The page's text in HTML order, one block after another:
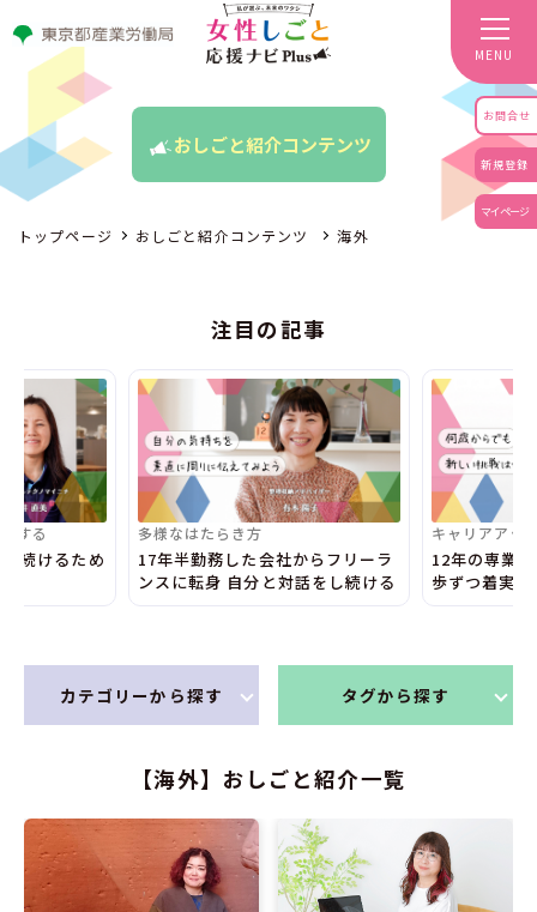
新規登録
マイページ
お問合せ
MENU
おしごと紹介コンテンツ
トップページ おしごと紹介コンテンツ 海外
注目の記事
する
続けるため
多様なはたらき方
17年半勤務した会社からフリーラ
ンスに転身 自分と対話をし続ける
キャリアアッ
12年の専業
歩ずつ着実
カテゴリーから探す タグから探す
【海外】おしごと紹介一覧